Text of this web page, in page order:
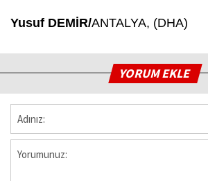
Yusuf DEMİR/ANTALYA, (DHA)
YORUM EKLE